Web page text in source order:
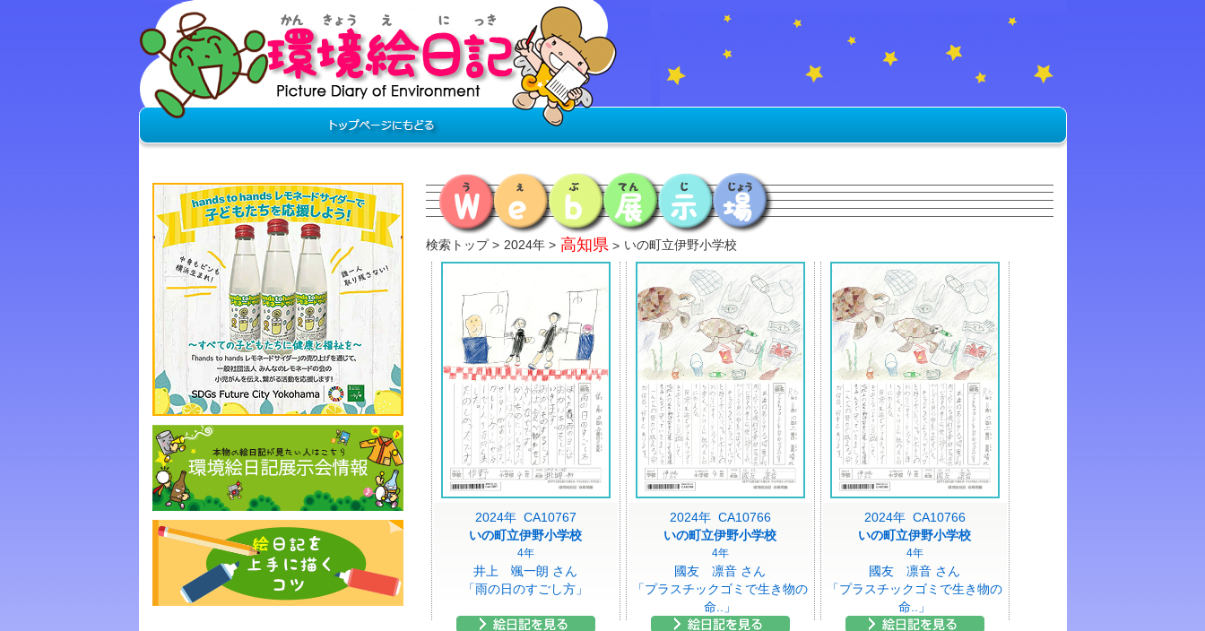
検索トップ 2024年 高知県 いの町立伊野小学校
2024年 CA10767
いの町立伊野小学校
4年
井上 颯一朗 さん
「雨の日のすごし方」
2024年 CA10766
いの町立伊野小学校
4年
國友 凛音 さん
「プラスチックゴミで生き物の
命..」
2024年 CA10766
いの町立伊野小学校
4年
國友 凛音 さん
「プラスチックゴミで生き物の
命..」